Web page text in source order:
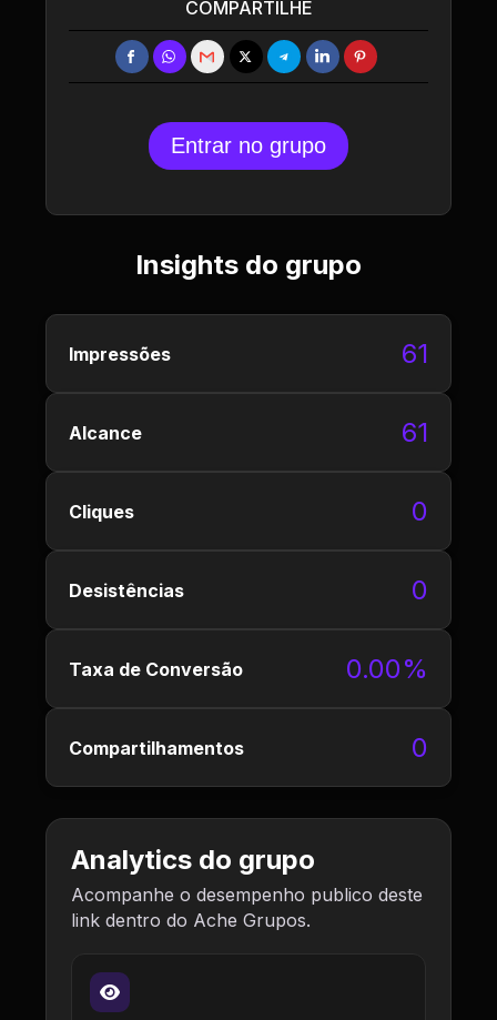
COMPARTILHE
Entrar no grupo
Insights do grupo
Impressões 61
Alcance 61
Cliques 0
Desistências 0
Taxa de Conversão 0.00%
Compartilhamentos 0
Analytics do grupo
Acompanhe o desempenho publico deste
link dentro do Ache Grupos.